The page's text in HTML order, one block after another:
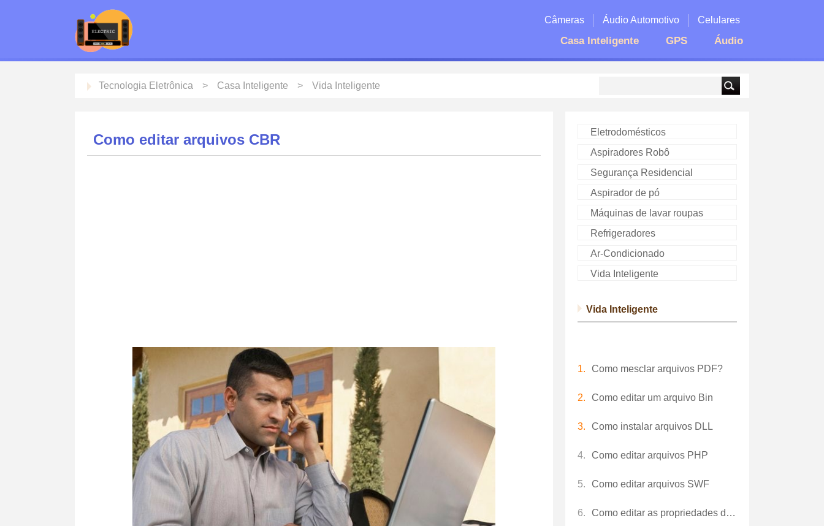
Câmeras Áudio Automotivo Celulares
Casa Inteligente GPS Áudio
Tecnologia Eletrônica Casa Inteligente Vida Inteligente
Como editar arquivos CBR
Eletrodomésticos
Aspiradores Robô
Segurança Residencial
Aspirador de pó
Máquinas de lavar roupas
Refrigeradores
Ar-Condicionado
Vida Inteligente
Vida Inteligente
Como mesclar arquivos PDF?
Como editar um arquivo Bin
Como instalar arquivos DLL
Como editar arquivos PHP
Como editar arquivos SWF
Como editar as propriedades dos arquivos MP4